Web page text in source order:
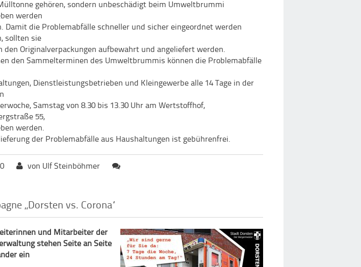
gehören, sondern unbeschädigt beim Umweltbrummi
werden
Damit die Problemabfälle schneller und sicher eingeordnet werden
sollten sie
den Originalverpackungen aufbewahrt und angeliefert werden.
den Sammelterminen des Umweltbrummis können die Problemabfälle
Dienstleistungsbetrieben und Kleingewerbe alle 14 Tage in der
Samstag von 8.30 bis 13.30 Uhr am Wertstoffhof,
55,
werden.
der Problemabfälle aus Haushaltungen ist gebührenfrei.
von Ulf Steinböhmer
„Dorsten vs. Corona“
und Mitarbeiter der
stehen Seite an Seite
ein